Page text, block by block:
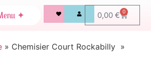
0,00 € 0
» Chemisier Court Rockabilly »